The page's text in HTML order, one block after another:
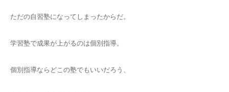
ただの自習塾になってしまったからだ。
学習塾で成果が上がるのは個別指導。
個別指導ならどこの塾でもいいだろう、